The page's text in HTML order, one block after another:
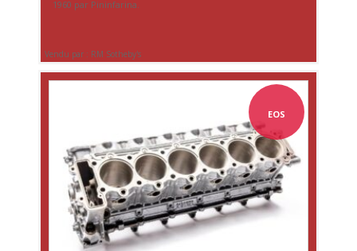
1960 par Pininfarina.
Vendu par : RM Sotheby's
EOS